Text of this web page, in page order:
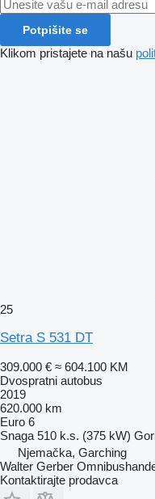
Potpišite se
Klikom pristajete na našu
25
Setra S 531 DT
309.000 € ≈ 604.100 KM
Dvospratni autobus
2019
620.000 km
Euro 6
Snaga 510 k.s. (375 kW)
Njemačka, Garching
Walter Gerber
Kontaktirajte prodavca